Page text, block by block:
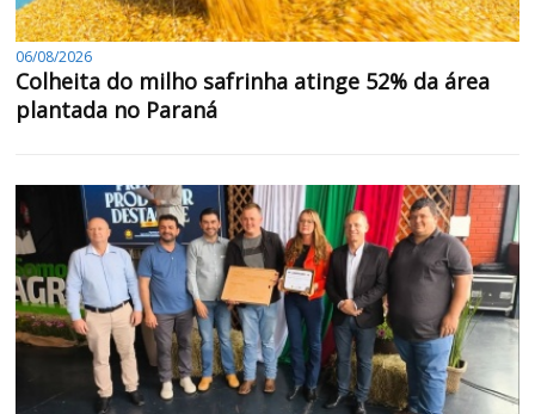
06/08/2026
Colheita do milho safrinha atinge 52% da área
plantada no Paraná